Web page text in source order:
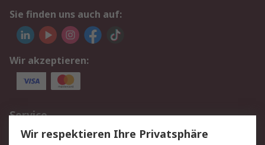
Sie finden uns auch auf:
Wir akzeptieren:
Service
Value Added Services
Lieferlösungen
Wir respektieren Ihre Privatsphäre